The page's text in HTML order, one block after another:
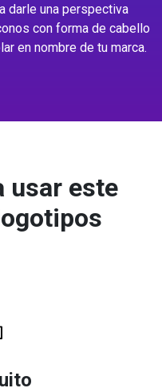
darle una perspectiva
con forma de cabello
en nombre de tu marca.
usar este